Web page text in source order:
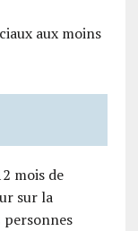
aux moins
mois de
sur la